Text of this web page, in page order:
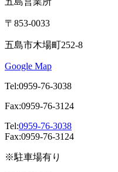
〒853-0033
五島市木場町252-8
Google Map
Tel:0959-76-3038
Fax:0959-76-3124
Tel:0959-76-3038
Fax:0959-76-3124
※駐車場有り